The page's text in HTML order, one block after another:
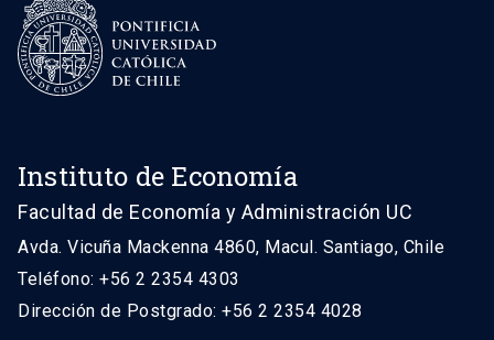
Instituto de Economía
Facultad de Economía y Administración UC
Avda. Vicuña Mackenna 4860, Macul. Santiago, Chile
Teléfono: +56 2 2354 4303
Dirección de Postgrado: +56 2 2354 4028